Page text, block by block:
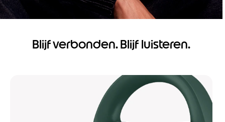
Blijf verbonden. Blijf luisteren.